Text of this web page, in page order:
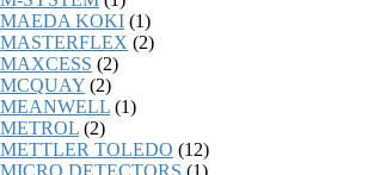
MAEDA KOKI (1)
MASTERFLEX (2)
MAXCESS (2)
MCQUAY (2)
MEANWELL (1)
METROL (2)
METTLER TOLEDO (12)
MICRO DETECTORS (1)